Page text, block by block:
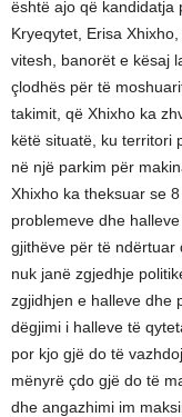
është ajo që kandidatja
Kryeqytet, Erisa
vitesh, banorët e kësaj
çlodhës për të
takimit, që Xhixho ka
këtë situatë, ku territori
në një parkim për
Xhixho ka theksuar se
problemeve dhe
gjithëve për të ndërtuar
nuk janë zgjedhje
zgjidhjen e halleve dhe
dëgjimi i halleve të
por kjo gjë do të
mënyrë çdo gjë do të
dhe angazhimi im